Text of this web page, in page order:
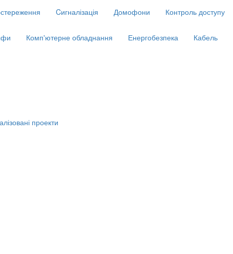
Cигналізація Домофони Контроль доступу
Комп'ютерне обладнання Енергобезпека Кабель
проекти